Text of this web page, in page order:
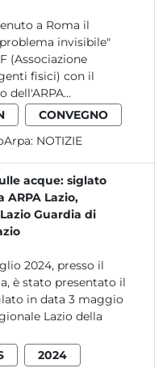
a Roma il
invisibile"
(Associazione
fisici) con il
dell'ARPA...
CONVEGNO
NOTIZIE
acque: siglato
ARPA Lazio,
Guardia di
2024, presso il
è stato presentato il
in data 3 maggio
Lazio della
2024